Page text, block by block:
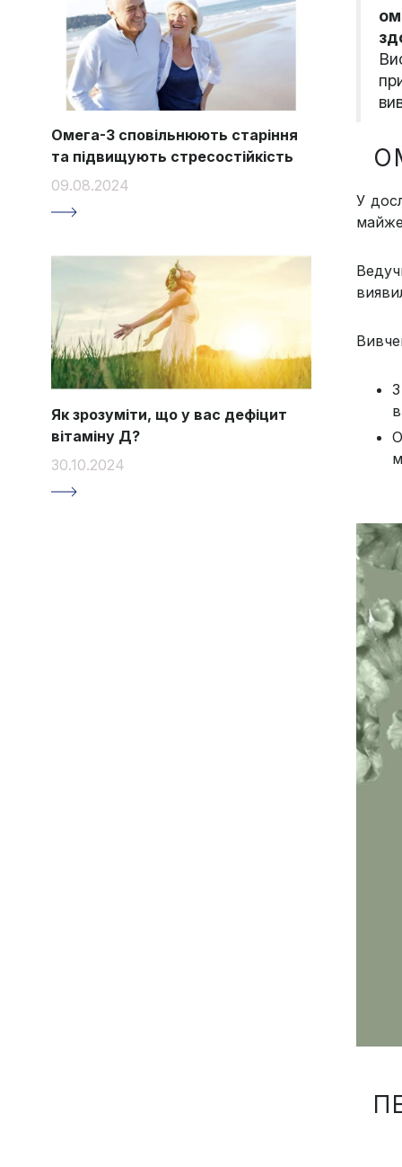
Омега-3 сповільнюють старіння
та підвищують стресостійкість
09.08.2024
Як зрозуміти, що у вас дефіцит
вітаміну Д?
30.10.2024
У
майже